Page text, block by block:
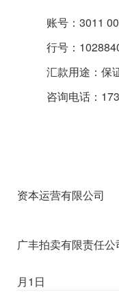
账号： 3011
行号：
汇款用途：保
咨询电话：
资本运营有限公司
广丰拍卖有限责任公
月1日